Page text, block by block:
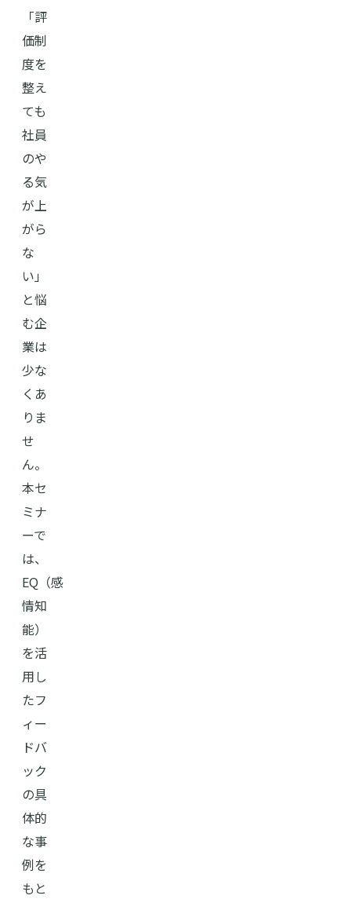
「評
価制
度を
整え
ても
社員
のや
る気
が上
がら
な
い」
と悩
む企
業は
少な
くあ
りま
せ
ん。
本セ
ミナ
ーで
は、
EQ（感
情知
能）
を活
用し
たフ
ィー
ドバ
ック
の具
体的
な事
例を
もと